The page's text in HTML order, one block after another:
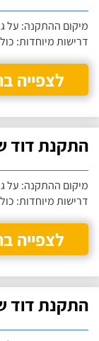
מיקום ההתקנה: על
דרישות מיוחדות:
לצפייה
התקנת דוד שמש
מיקום ההתקנה: על
דרישות מיוחדות:
לצפייה
התקנת דוד